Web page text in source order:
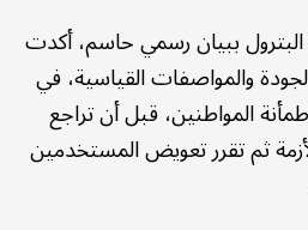
ببيان رسمي حاسم، أكدت
والمواصفات القياسية، في
المواطنين، قبل أن تراجع
ثم تقرر تعويض المستخدمين